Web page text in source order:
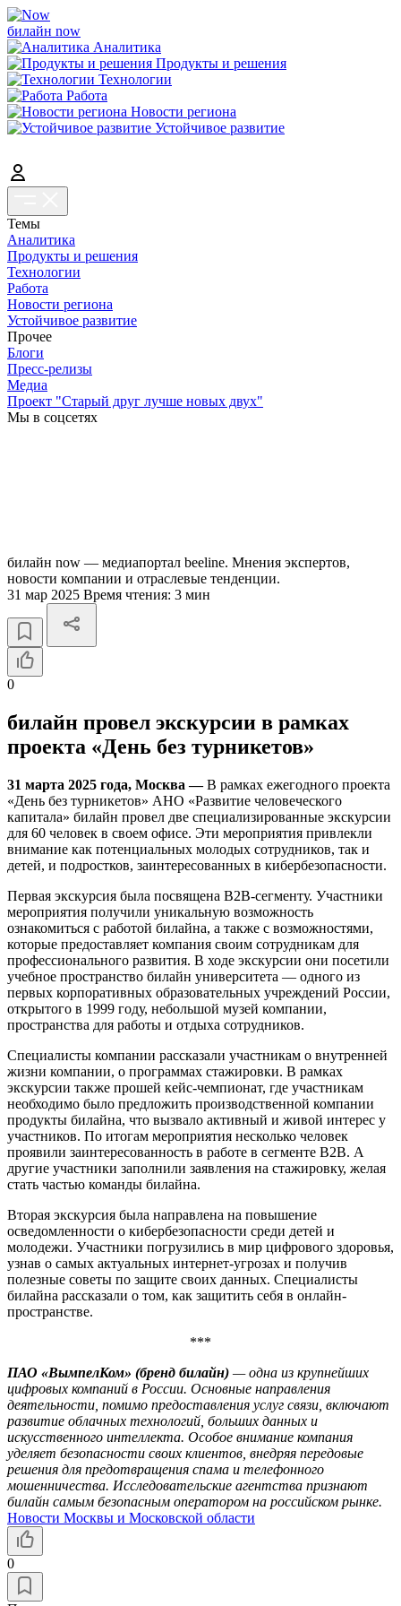
билайн now
Аналитика
Продукты и решения
Технологии
Работа
Новости региона
Устойчивое развитие
Темы
Аналитика
Продукты и решения
Технологии
Работа
Новости региона
Устойчивое развитие
Прочее
Блоги
Пресс-релизы
Медиа
Проект "Старый друг лучше новых двух"
Мы в соцсетях
билайн now — медиапортал beeline. Мнения экспертов,
новости компании и отраслевые тенденции.
31 мар 2025 Время чтения: 3 мин
0
билайн провел экскурсии в рамках
проекта «День без турникетов»
31 марта 2025 года, Москва —В рамках ежегодного проекта
«День без турникетов» АНО «Развитие человеческого
капитала» билайн провел две специализированные экскурсии
для 60 человек в своем офисе. Эти мероприятия привлекли
внимание как потенциальных молодых сотрудников, так и
детей, и подростков, заинтересованных в кибербезопасности.
Первая экскурсия была посвящена B2B-сегменту. Участники
мероприятия получили уникальную возможность
ознакомиться с работой билайна, а также с возможностями,
которые предоставляет компания своим сотрудникам для
профессионального развития. В ходе экскурсии они посетили
учебное пространство билайн университета — одного из
первых корпоративных образовательных учреждений России,
открытого в 1999 году, небольшой музей компании,
пространства для работы и отдыха сотрудников.
Специалисты компании рассказали участникам о внутренней
жизни компании, о программах стажировки. В рамках
экскурсии также прошей кейс-чемпионат, где участникам
необходимо было предложить производственной компании
продукты билайна, что вызвало активный и живой интерес у
участников. По итогам мероприятия несколько человек
проявили заинтересованность в работе в сегменте B2B. А
другие участники заполнили заявления на стажировку, желая
стать частью команды билайна.
Вторая экскурсия была направлена на повышение
осведомленности о кибербезопасности среди детей и
молодежи. Участники погрузились в мир цифрового здоровья,
узнав о самых актуальных интернет-угрозах и получив
полезные советы по защите своих данных. Специалисты
билайна рассказали о том, как защитить себя в онлайн-
пространстве.
***
ПАО «ВымпелКом» (бренд билайн) — одна из крупнейших
цифровых компаний в России. Основные направления
деятельности, помимо предоставления услуг связи, включают
развитие облачных технологий, больших данных и
искусственного интеллекта. Особое внимание компания
уделяет безопасности своих клиентов, внедряя передовые
решения для предотвращения спама и телефонного
мошенничества. Исследовательские агентства признают
билайн самым безопасным оператором на российском рынке.
Новости Москвы и Московской области
0